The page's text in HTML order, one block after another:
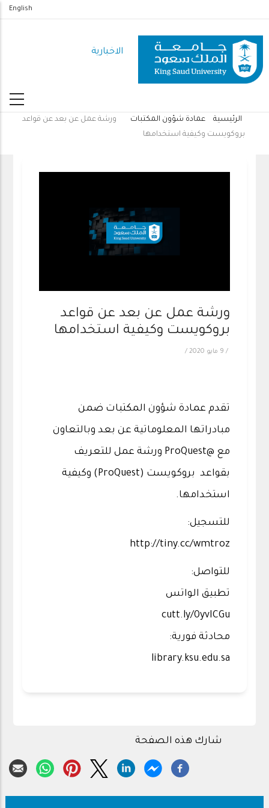
المحتوى
الرئيسي
English
الاخبارية
مسار
الرئيسية عمادة شؤون المكتبات
ورشة عمل عن بعد عن قواعد
بروكويست وكيفية استخدامها
ورشة عمل عن بعد عن قواعد
بروكويست وكيفية استخدامها
/ 9 مايو 2020 /
تقدم عمادة شؤون المكتبات ضمن
مبادراتها المعلوماتية عن ‏بعد وبالتعاون
مع @ProQuest ورشة عمل للتعريف
بقواعد بروكويست (ProQuest) وكيفية
استخدامها.
للتسجيل:
http://tiny.cc/wmtroz
للتواصل:
تطبيق الواتس
cutt.ly/0yvICGu
محادثة فورية:
library.ksu.edu.sa
شارك هذه الصفحة